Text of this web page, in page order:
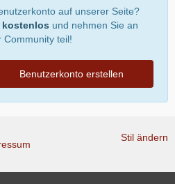
auf unserer Seite?
kostenlos und nehmen Sie an
Community teil!
Benutzerkonto erstellen
Stil ändern